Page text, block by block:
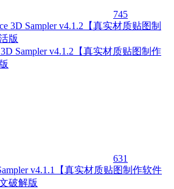
745
3D Sampler v4.1.2【真实材质贴图制作
631